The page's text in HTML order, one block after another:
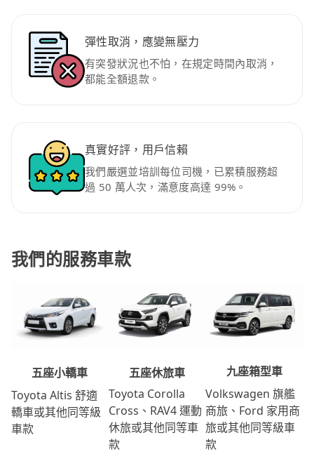
彈性取消，應變無壓力
有突發狀況也不怕，在規定時間內取消，
都能全額退款。
真實好評，用戶信賴
我們嚴選並培訓每位司機，已累積服務超
過 50 萬人次，滿意度高達 99%。
我們的服務車款
五座小轎車
Toyota Altis 舒適
轎車或其他同等級
車款
五座休旅車
Toyota Corolla
Cross、RAV4 運動
休旅或其他同等車
款
九座箱型車
Volkswagen 旗艦
商旅、Ford 家用商
旅或其他同等級車
款